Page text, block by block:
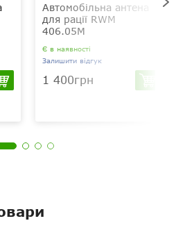
Автомобільна антена
для рації RWM
406.05М
Є в наявності
Залишити відгук
1 400грн